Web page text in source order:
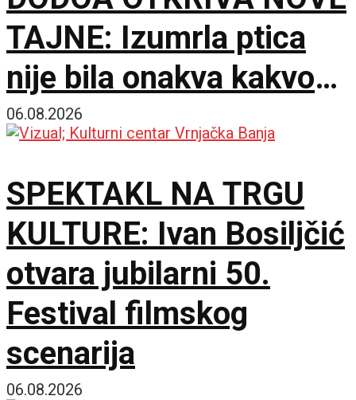
TAJNE: Izumrla ptica
nije bila onakva kakvom
je zamišljamo
06.08.2026
SPEKTAKL NA TRGU
KULTURE: Ivan Bosiljčić
otvara jubilarni 50.
Festival filmskog
scenarija
06.08.2026